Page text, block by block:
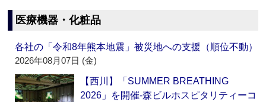
医療機器・化粧品
各社の「令和8年熊本地震」被災地への支援（順位不動）
2026年08月07日 (金)
【西川】「SUMMER BREATHING
2026」を開催‐森ビルホスピタリティーコ